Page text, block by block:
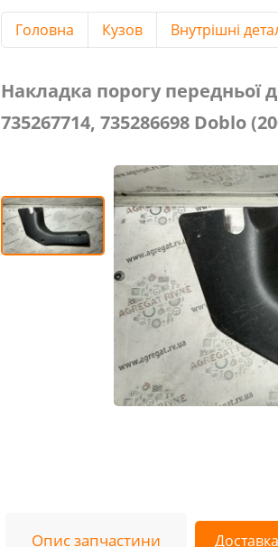
Головна Кузов Внутрішні
Накладка порогу передньої
735267714, 735286698 Doblо
Опис запчастини Доставка